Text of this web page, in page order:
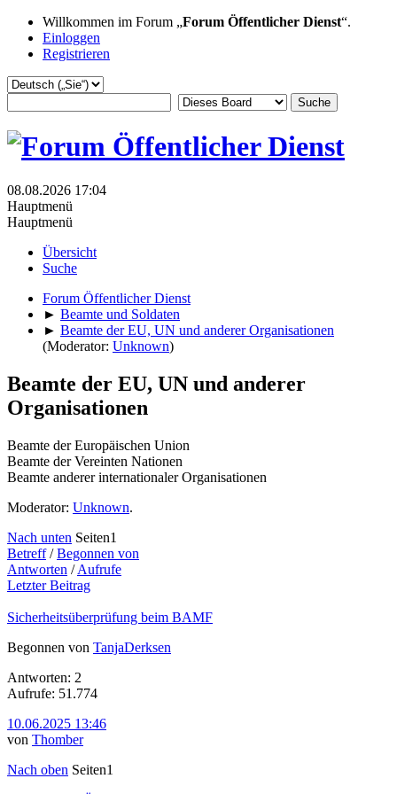
Willkommen im Forum „Forum Öffentlicher Dienst“.
Einloggen
Registrieren
08.08.2026 17:04
Hauptmenü
Hauptmenü
Übersicht
Suche
Forum Öffentlicher Dienst
► Beamte und Soldaten
► Beamte der EU, UN und anderer Organisationen
(Moderator: Unknown)
Beamte der EU, UN und anderer
Organisationen
Beamte der Europäischen Union
Beamte der Vereinten Nationen
Beamte anderer internationaler Organisationen
Moderator: Unknown.
Nach unten Seiten1
Betreff/Begonnen von
Antworten /Aufrufe
Letzter Beitrag
Sicherheitsüberprüfung beim BAMF
Begonnen von TanjaDerksen
Antworten: 2
Aufrufe: 51.774
10.06.2025 13:46
von Thomber
Nach oben Seiten1